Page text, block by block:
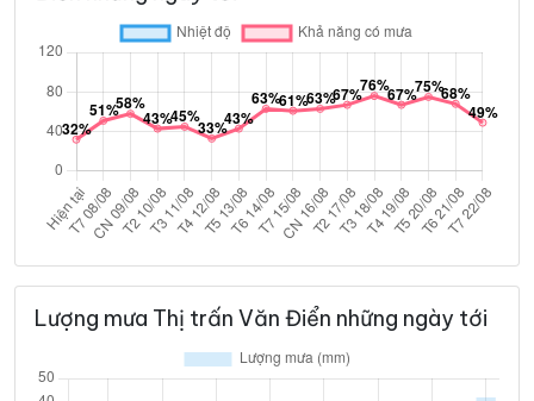
Lượng mưa Thị trấn Văn Điển những ngày tới